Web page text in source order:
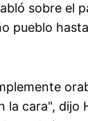
sobre el
pueblo
cara", dijo